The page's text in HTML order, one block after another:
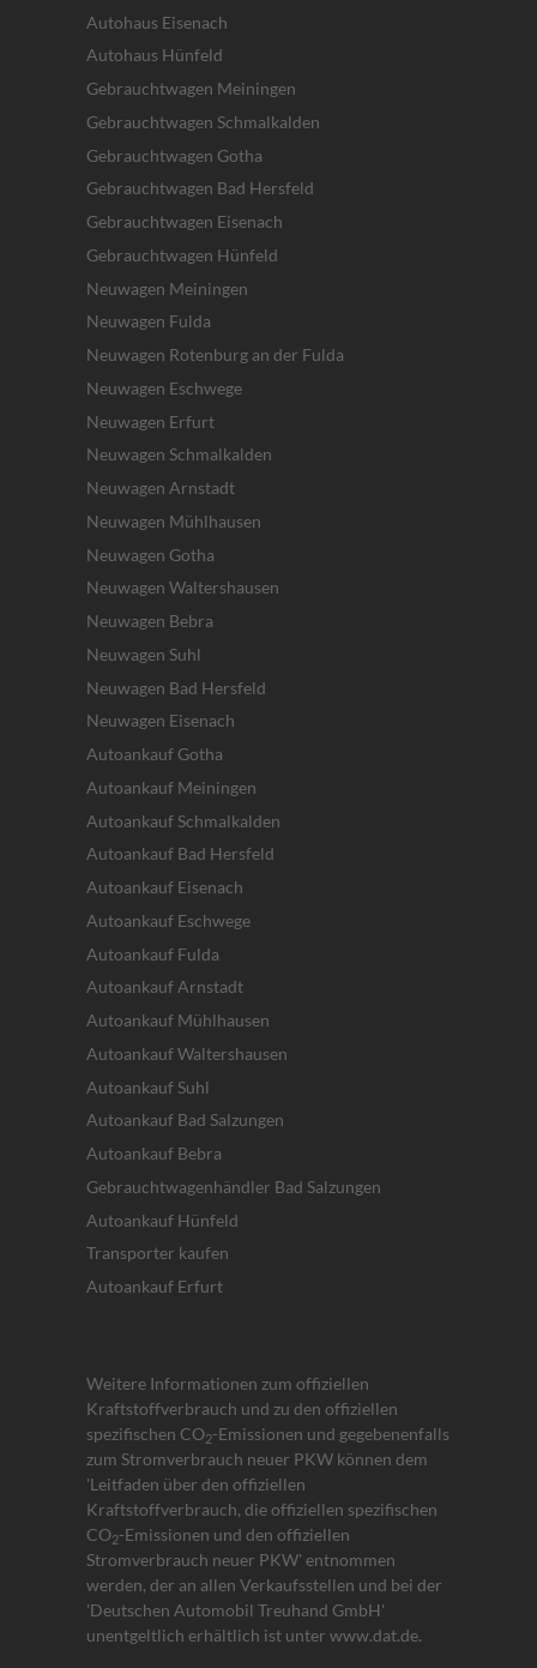
Autohaus Eisenach
Autohaus Hünfeld
Gebrauchtwagen Meiningen
Gebrauchtwagen Schmalkalden
Gebrauchtwagen Gotha
Gebrauchtwagen Bad Hersfeld
Gebrauchtwagen Eisenach
Gebrauchtwagen Hünfeld
Neuwagen Meiningen
Neuwagen Fulda
Neuwagen Rotenburg an der Fulda
Neuwagen Eschwege
Neuwagen Erfurt
Neuwagen Schmalkalden
Neuwagen Arnstadt
Neuwagen Mühlhausen
Neuwagen Gotha
Neuwagen Waltershausen
Neuwagen Bebra
Neuwagen Suhl
Neuwagen Bad Hersfeld
Neuwagen Eisenach
Autoankauf Gotha
Autoankauf Meiningen
Autoankauf Schmalkalden
Autoankauf Bad Hersfeld
Autoankauf Eisenach
Autoankauf Eschwege
Autoankauf Fulda
Autoankauf Arnstadt
Autoankauf Mühlhausen
Autoankauf Waltershausen
Autoankauf Suhl
Autoankauf Bad Salzungen
Autoankauf Bebra
Gebrauchtwagenhändler Bad Salzungen
Autoankauf Hünfeld
Transporter kaufen
Autoankauf Erfurt
Weitere Informationen zum offiziellen
Kraftstoffverbrauch und zu den offiziellen
spezifischen CO2-Emissionen und gegebenenfalls
zum Stromverbrauch neuer PKW können dem
'Leitfaden über den offiziellen
Kraftstoffverbrauch, die offiziellen spezifischen
CO2-Emissionen und den offiziellen
Stromverbrauch neuer PKW' entnommen
werden, der an allen Verkaufsstellen und bei der
'Deutschen Automobil Treuhand GmbH'
unentgeltlich erhältlich ist unter www.dat.de.